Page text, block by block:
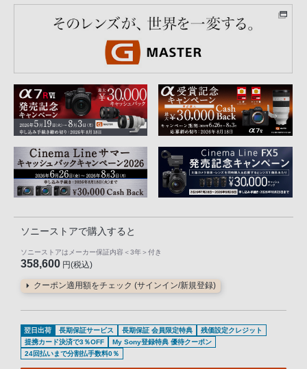
ソニーストアで購入すると
ソニーストアはメーカー保証内容 ＜3年＞ 付き
358,600 円(税込)
クーポン適用額をチェック (サインイン/新規登録)
翌日出荷 長期保証サービス 長期保証 会員限定特典
残価設定クレジット
提携カード決済で3％OFF
My Sony登録特典 優待クーポン
24回払いまで分割払手数料0％